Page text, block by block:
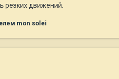
резких движений.
mon solei